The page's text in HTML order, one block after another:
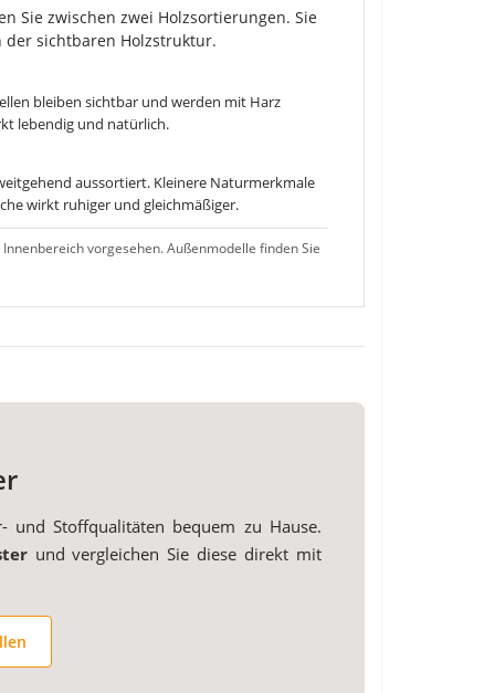
Sie zwischen zwei Holzsortierungen. Sie
sichtbaren Holzstruktur.
bleiben sichtbar und werden mit Harz
lebendig und natürlich.
aussortiert. Kleinere Naturmerkmale
wirkt ruhiger und gleichmäßiger.
vorgesehen. Außenmodelle finden Sie
Stoffqualitäten bequem zu Hause.
und vergleichen Sie diese direkt mit